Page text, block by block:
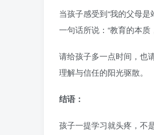
当孩子感受到“我的父母
一句话所说：“教育的本
请给孩子多一点时间，也
理解与信任的阳光驱散。
结语：
孩子一提学习就头疼，不